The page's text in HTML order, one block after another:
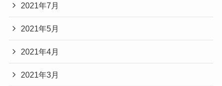
2021年7月
2021年5月
2021年4月
2021年3月